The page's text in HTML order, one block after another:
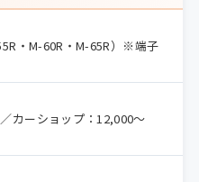
・M-60R・M-65R）※端子
カーショップ：12,000〜